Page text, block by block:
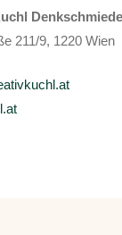
Denkschmiede
211/9, 1220 Wien